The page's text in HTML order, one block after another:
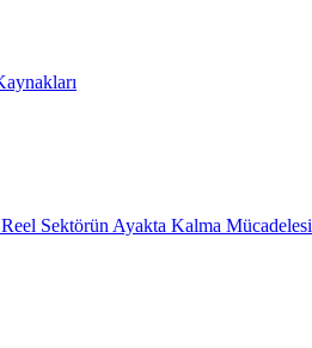
Sektörün Ayakta Kalma Mücadelesi